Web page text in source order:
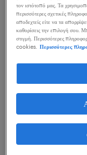
μπορείς να κάνεις
εξέτασε το
Αναζήτησες
διευρύνεις
Άλλαξε τον
τον ιστότοπό μας. Τα
περισσότερες σχετικές
αποδεχτείς είτε να τα
καθορίσεις την επιλογή σου.
στιγμή. Περισσότερες
cookies.
Περισσότερες